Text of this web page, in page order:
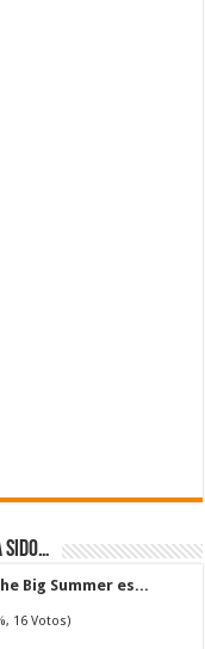
sido…
Big Summer es...
16 Votos)